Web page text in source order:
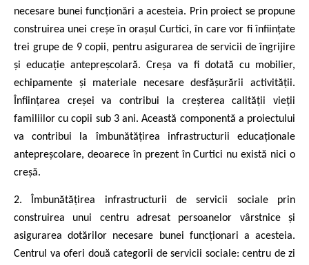
necesare bunei funcționări a acesteia. Prin proiect se propune
construirea unei creșe în orașul Curtici, în care vor fi înființate
trei grupe de 9 copii, pentru asigurarea de servicii de îngrijire
și educație antepreșcolară. Creșa va fi dotată cu mobilier,
echipamente și materiale necesare desfășurării activității.
Înființarea creșei va contribui la creșterea calității vieții
familiilor cu copii sub 3 ani. Această componentă a proiectului
va contribui la îmbunătățirea infrastructurii educaționale
antepreșcolare, deoarece în prezent în Curtici nu există nici o
creșă.
2. Îmbunătățirea infrastructurii de servicii sociale prin
construirea unui centru adresat persoanelor vârstnice și
asigurarea dotărilor necesare bunei funcționari a acesteia.
Centrul va oferi două categorii de servicii sociale: centru de zi